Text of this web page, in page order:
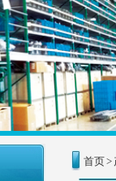
首页>